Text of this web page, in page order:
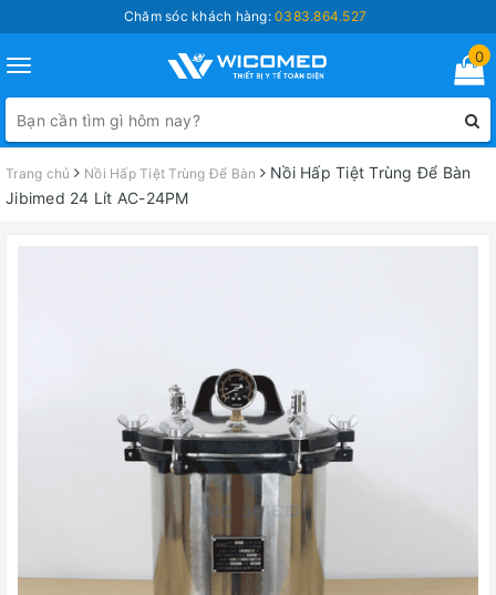
Chăm sóc khách hàng:0383.864.527
Toggle
navigation
0
Trang chủ Nồi Hấp Tiệt Trùng Để Bàn
Nồi Hấp Tiệt Trùng Để Bàn
Jibimed 24 Lít AC-24PM